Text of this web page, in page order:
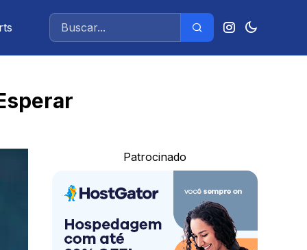
Patrocinado